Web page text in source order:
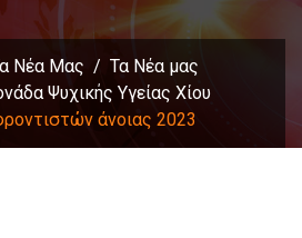
Νέα Μας
Τα Νέα μας
Ψυχικής Υγείας Χίου
άνοιας 2023